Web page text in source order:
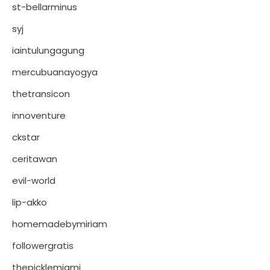
st-bellarminus
syj
iaintulungagung
mercubuanayogya
thetransicon
innoventure
ckstar
ceritawan
evil-world
lip-akko
homemadebymiriam
followergratis
thepicklemiami